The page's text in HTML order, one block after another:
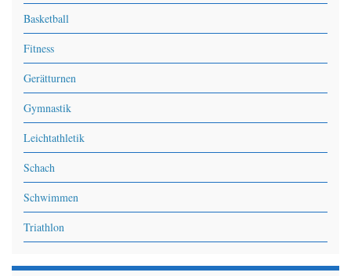
Basketball
Fitness
Gerätturnen
Gymnastik
Leichtathletik
Schach
Schwimmen
Triathlon